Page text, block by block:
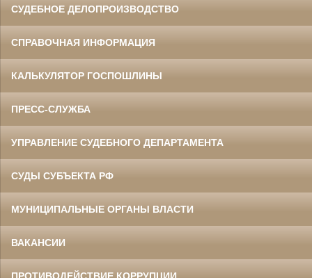
СУДЕБНОЕ ДЕЛОПРОИЗВОДСТВО
СПРАВОЧНАЯ ИНФОРМАЦИЯ
КАЛЬКУЛЯТОР ГОСПОШЛИНЫ
ПРЕСС-СЛУЖБА
УПРАВЛЕНИЕ СУДЕБНОГО ДЕПАРТАМЕНТА
СУДЫ СУБЪЕКТА РФ
МУНИЦИПАЛЬНЫЕ ОРГАНЫ ВЛАСТИ
ВАКАНСИИ
ПРОТИВОДЕЙСТВИЕ КОРРУПЦИИ